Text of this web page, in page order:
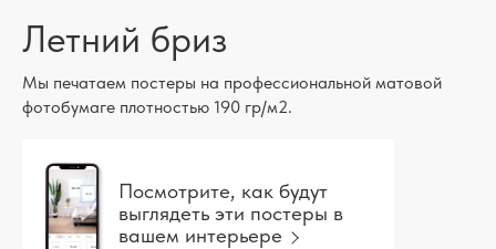
Летний бриз
Мы печатаем постеры на профессиональной матовой
фотобумаге плотностью 190 гр/м2.
Посмотрите, как будут
выглядеть эти постеры в
вашем интерьере